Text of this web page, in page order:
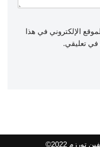
الإلكتروني في هذا
في تعليقي.
2022©